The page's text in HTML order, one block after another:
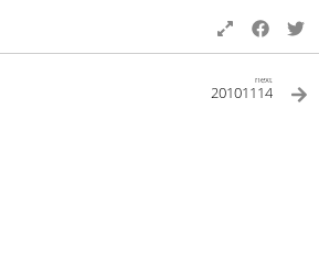
next
20101114